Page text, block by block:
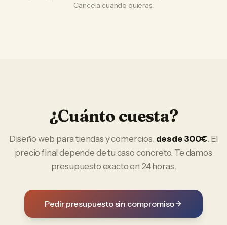
Cancela cuando quieras.
¿Cuánto cuesta?
Diseño web paratiendas y comercios: desde 300€. El
precio final depende de tu caso concreto. Te damos
presupuesto exacto en 24 horas.
Pedir presupuesto sin compromiso